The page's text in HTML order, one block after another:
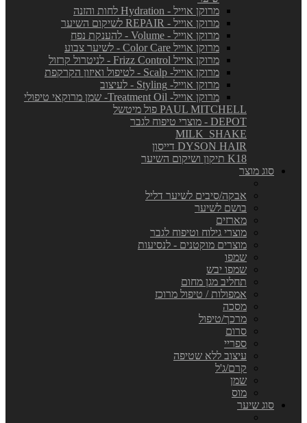
מרוקן אוייל - Hydration לחות והזנה
מרוקן אוייל - REPAIR לשיקום השיער
מרוקן אוייל - Volume - להענקת נפח
מרוקן אוייל Color Care - לשיער צבוע
מרוקן אוייל Frizz Control - לניטרול קרזול
מרוקן אוייל- Scalp - לטיפול ואיזון הקרקפת
מרוקן אוייל- Styling - לעיצוב
מרוקן אוייל- Treatment Oil- שמן מרוקאי טיפולי
PAUL MITCHELL פול מיטשל
DEPOT - מוצרי טיפוח לגבר
MILK_SHAKE
DYSON HAIR דייסון
K18 תיקון ושיקום השיער
סוג מוצר
אבקה/סיבים לשיער דליל
בושם לשיער
מארזים
מוצרי גילוח וטיפוח לגבר
מוצרים מוקטנים - לנסיעות
שמפו
שמפו יבש
תחליב מגן מחום
אמפולות / טיפול מרוכז
מסכה
מרכך/טיפול
סרום
ספריי
עיצוב ללא שטיפה
קרם/ג'ל
שמן
מוס
סוג שיער